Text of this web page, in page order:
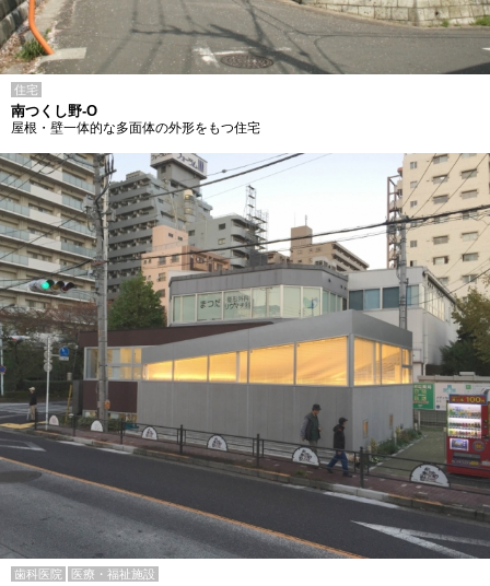
住宅
南つくし野-O
屋根・壁一体的な多面体の外形をもつ住宅
歯科医院 医療・福祉施設